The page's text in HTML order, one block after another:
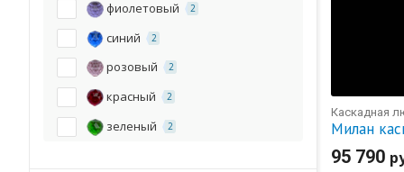
39 3
42 12
54 13
60 1
66 1
фиолетовый 2
синий 2
розовый 2
красный 2
зеленый 2
Каскадная
Милан
95 790